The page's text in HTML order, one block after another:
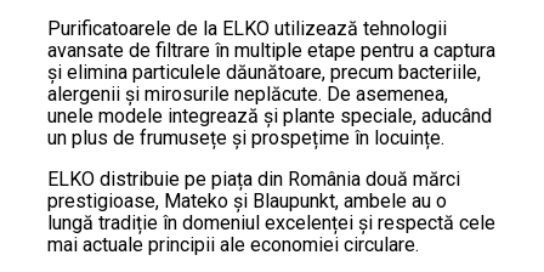
Purificatoarele de la ELKO utilizează tehnologii
avansate de filtrare în multiple etape pentru a captura
și elimina particulele dăunătoare, precum bacteriile,
alergenii și mirosurile neplăcute. De asemenea,
unele modele integrează și plante speciale, aducând
un plus de frumusețe și prospețime în locuințe.
ELKO distribuie pe piața din România două mărci
prestigioase, Mateko și Blaupunkt, ambele au o
lungă tradiție în domeniul excelenței și respectă cele
mai actuale principii ale economiei circulare.